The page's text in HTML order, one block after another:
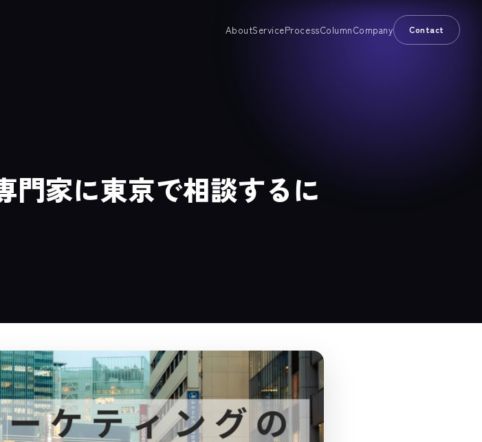
AboutServiceProcessColumnCompany Contact
門家に東京で相談するに